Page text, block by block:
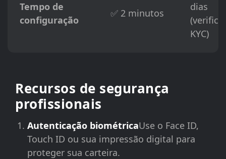
Tempo de
configuração
✅ 2 minutos
dias
KYC)
Recursos de segurança
profissionais
Autenticação biométricaUse o Face ID,
Touch ID ou sua impressão digital para
proteger sua carteira.